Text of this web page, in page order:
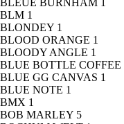
BLEUE BURNHAM 1
BLM 1
BLONDEY 1
BLOOD ORANGE 1
BLOODY ANGLE 1
BLUE BOTTLE COFFEE
BLUE GG CANVAS 1
BLUE NOTE 1
BMX 1
BOB MARLEY 5